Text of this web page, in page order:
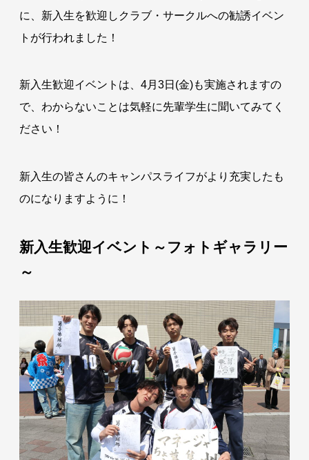
に、新入生を歓迎しクラブ・サークルへの勧誘イベン
トが行われました！
新入生歓迎イベントは、4月3日(金)も実施されますの
で、わからないことは気軽に先輩学生に聞いてみてく
ださい！
新入生の皆さんのキャンパスライフがより充実したも
のになりますように！
新入生歓迎イベント～フォトギャラリー
～